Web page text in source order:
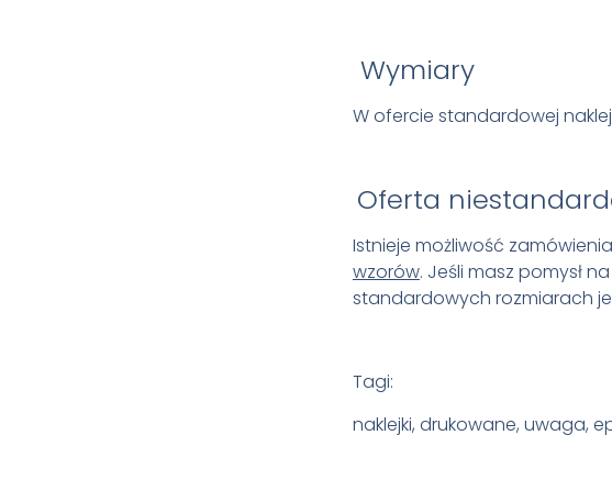
Wymiary
W ofercie standardowej
Oferta
Istnieje możliwość zamówienia
wzorów. Jeśli masz pomysł
standardowych rozmiarach
Tagi:
naklejki, drukowane, uwaga,